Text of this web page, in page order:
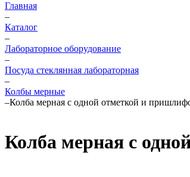
Главная
–
Каталог
–
Лабораторное оборудование
–
Посуда стеклянная лабораторная
–
Колбы мерные
–Колба мерная с одной отметкой и
Колба мерная с